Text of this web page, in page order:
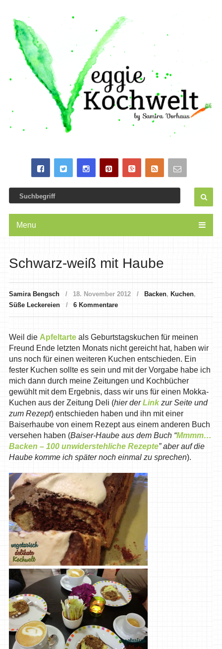
Menu
Schwarz-weiß mit Haube
Samira Bengsch 18. November 2012 Backen, Kuchen,
Süße Leckereien
6 Kommentare
Weil die Apfeltarteals Geburtstagskuchen für meinen
Freund Ende letzten Monats nicht gereicht hat, haben wir
uns noch für einen weiteren Kuchen entschieden. Ein
fester Kuchen sollte es sein und mit der Vorgabe habe ich
mich dann durch meine Zeitungen und Kochbücher
gewühlt mit dem Ergebnis, dass wir uns für einen Mokka-
Kuchen aus der Zeitung Deli (hier derLinkzur Seite und
zum Rezept) entschieden haben und ihn mit einer
Baiserhaube von einem Rezept aus einem anderen Buch
versehen haben (Baiser-Haube aus dem Buch “Mmmm…
Backen – 100 unwiderstehliche Rezepte” aber auf die
Haube komme ich später noch einmal zu sprechen).